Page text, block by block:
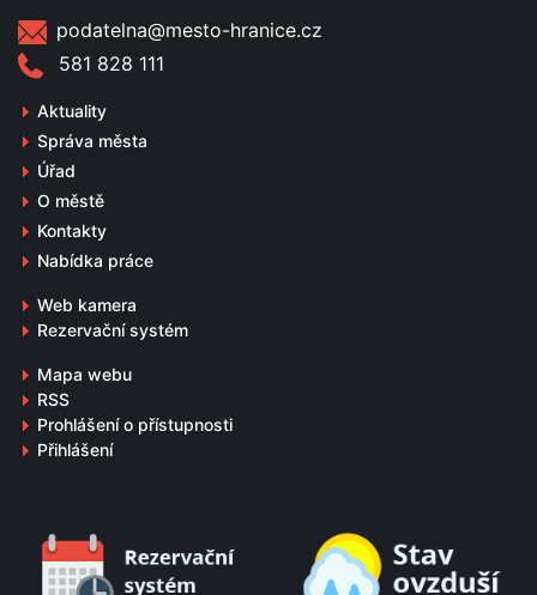
podatelna@mesto-hranice.cz
581 828 111
Aktuality
Správa města
Úřad
O městě
Kontakty
Nabídka práce
Web kamera
Rezervační systém
Mapa webu
RSS
Prohlášení o přístupnosti
Přihlášení